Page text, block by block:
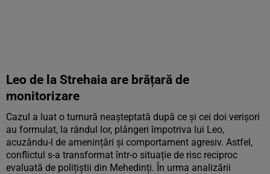
Leo de la Strehaia are brățară de
monitorizare
Cazul a luat o turnură neașteptată după ce și cei doi verișori
au formulat, la rândul lor, plângeri împotriva lui Leo,
acuzându-l de amenințări și comportament agresiv. Astfel,
conflictul s-a transformat într-o situație de risc reciproc
evaluată de polițiștii din Mehedinți. În urma analizării